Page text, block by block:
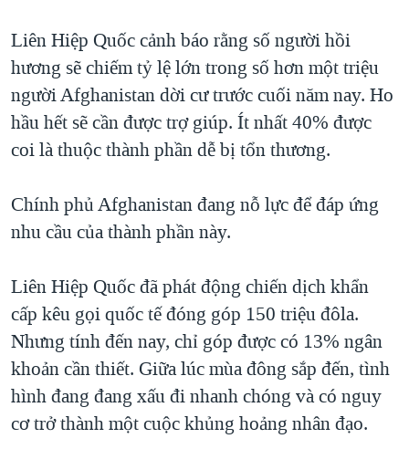
Liên Hiệp Quốc cảnh báo rằng số người hồi
hương sẽ chiếm tỷ lệ lớn trong số hơn một triệu
người Afghanistan dời cư trước cuối năm nay. Ho
hầu hết sẽ cần được trợ giúp. Ít nhất 40% được
coi là thuộc thành phần dễ bị tổn thương.
Chính phủ Afghanistan đang nỗ lực để đáp ứng
nhu cầu của thành phần này.
Liên Hiệp Quốc đã phát động chiến dịch khẩn
cấp kêu gọi quốc tế đóng góp 150 triệu đôla.
Nhưng tính đến nay, chỉ góp được có 13% ngân
khoản cần thiết. Giữa lúc mùa đông sắp đến, tình
hình đang đang xấu đi nhanh chóng và có nguy
cơ trở thành một cuộc khủng hoảng nhân đạo.